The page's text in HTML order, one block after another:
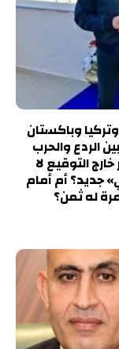
وباكستان
الردع والحرب
التوقيع لا
جديد؟ أم أمام
له ثمن؟